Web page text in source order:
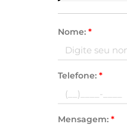
Nome:*
Telefone:*
Mensagem:*